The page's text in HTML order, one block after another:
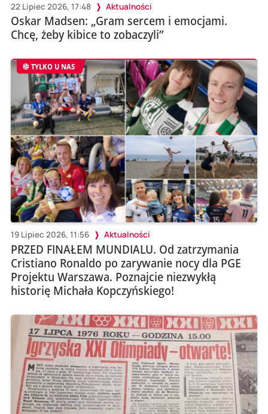
22 Lipiec 2026, 17:48 Aktualności
Oskar Madsen: „Gram sercem i emocjami.
Chcę, żeby kibice to zobaczyli”
TYLKO U NAS
19 Lipiec 2026, 11:56 Aktualności
PRZED FINAŁEM MUNDIALU. Od zatrzymania
Cristiano Ronaldo po zarywanie nocy dla PGE
Projektu Warszawa. Poznajcie niezwykłą
historię Michała Kopczyńskiego!